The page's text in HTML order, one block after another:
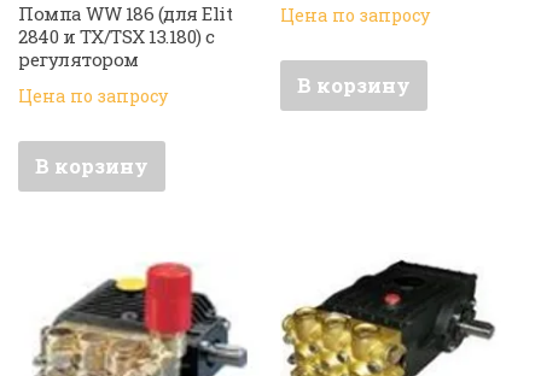
Помпа WW 186 (для Elit
2840 и TX/TSX 13.180) с
регулятором
Цена по запросу
В корзину
Цена по запросу
В корзину